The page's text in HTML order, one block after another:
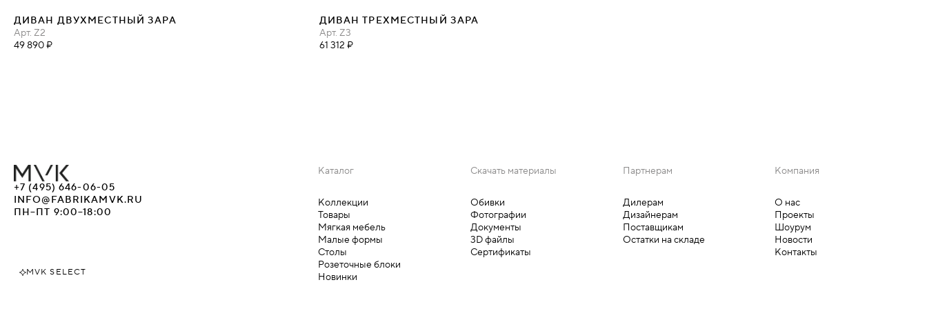
ДИВАН ДВУХМЕСТНЫЙ ЗАРА
Арт. Z2
49 890 ₽
ДИВАН ТРЕХМЕСТНЫЙ ЗАРА
Арт. Z3
61 312 ₽
+7 (495) 646-06-05
INFO@FABRIKAMVK.RU
ПН–ПТ 9:00–18:00
MVK SELECT
Каталог
Коллекции
Товары
Мягкая мебель
Малые формы
Столы
Розеточные блоки
Новинки
Скачать материалы
Обивки
Фотографии
Документы
3D файлы
Сертификаты
Партнерам
Дилерам
Дизайнерам
Поставщикам
Остатки на складе
Компания
О нас
Проекты
Шоурум
Новости
Контакты